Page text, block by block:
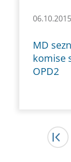
MD
komise
OPD2